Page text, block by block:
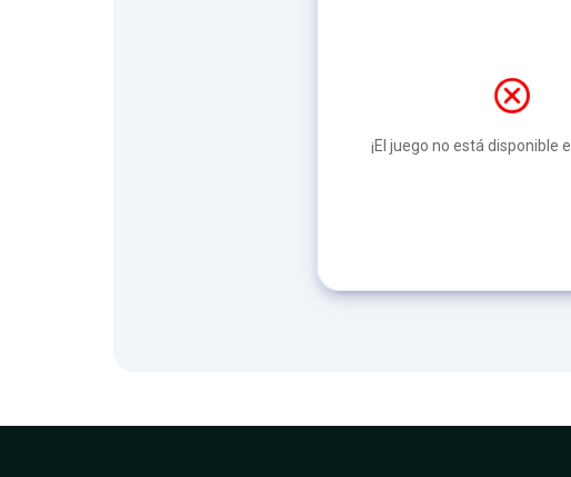
¡El juego no está disponible